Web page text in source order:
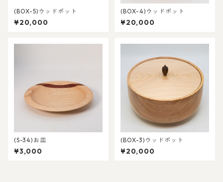
(BOX-5)ウッドポット
¥20,000
(BOX-4)ウッドポット
¥20,000
(S-34)お皿
¥3,000
(BOX-3)ウッドポット
¥20,000